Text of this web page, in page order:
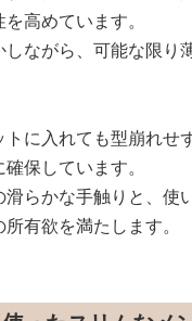
高めています。
ながら、可能な限り
トに入れても型崩れせ
保しています。
らかな手触りと、使
有欲を満たします。